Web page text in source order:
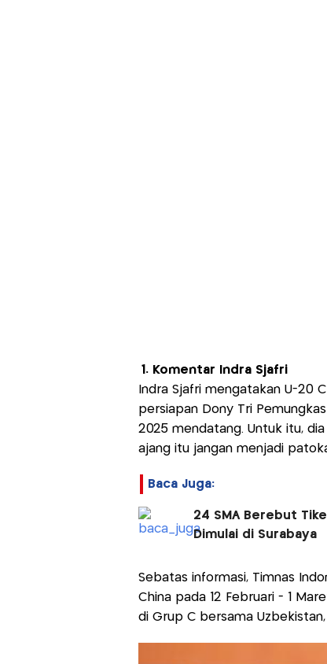
1. Komentar Indra Sjafri
Indra Sjafri mengatakan U-20
persiapan Dony Tri
2025 mendatang. Untuk itu,
ajang itu jangan menjadi
Baca Juga:
24 SMA Berebut
Dimulai di Surabaya
Sebatas informasi, Timnas
China pada 12 Februari - 1
di Grup C bersama Uzbekistan,